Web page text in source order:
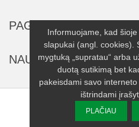
PAGALBA
NAUJIENLAIŠKIS
© 2025 UAB "Serenika"
Informuojame, kad
slapukai (angl. cookies).
mygtuką „supratau“ arba
duotą sutikimą bet
pakeisdami savo
ištrindami
PLAČIAU